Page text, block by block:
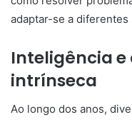
adaptar-se a diferentes
Inteligência e
intrínseca
Ao longo dos anos,